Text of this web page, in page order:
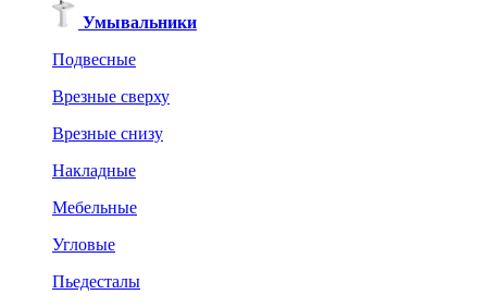
Умывальники
Подвесные
Врезные сверху
Врезные снизу
Накладные
Мебельные
Угловые
Пьедесталы